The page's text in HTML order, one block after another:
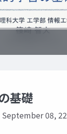
基礎
September 08, 22